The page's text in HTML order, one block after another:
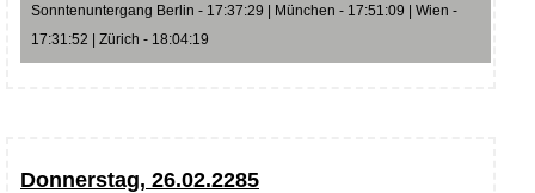
Sonntenuntergang Berlin - 17:37:29 | München - 17:51:09 | Wien -
17:31:52 | Zürich - 18:04:19
Donnerstag, 26.02.2285